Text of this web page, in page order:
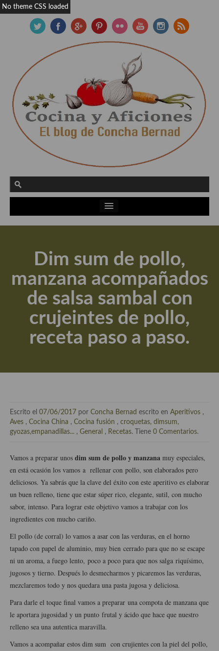
Actualidad y recomendaciones
Apuntes, estudios sobre temas interesantes e importantes
Aceite de Oliva Virgen Extra (AOVE)
Recetas maridadas con los mejores AOVES
Flores en la cocina recetas
Técnicas de emplatado
Especias, hierbas, condimentos, espesantes y aditivos
Origen y evolución de la comida
Ocio – restaurantes, bares, tabernas
En El Candelero
Prensa
Acompañamientos
Airfryer recetas
Dim sum de pollo,
manzana acompañados
de salsa sambal con
crujeintes de pollo,
receta paso a paso.
Escrito el 07/06/2017 por Concha Bernad escrito en Aperitivos ,
Aves , Cocina China , Cocina fusión , croquetas, dimsum,
gyozas,empanadillas... , General , Recetas. Tiene 0 Comentarios.
Vamos a preparar unos dim sum de pollo y manzana muy especiales,
en está ocasión los vamos a rellenar con pollo, son elaborados pero
deliciosos. Ya sabrás que la clave del éxito con este aperitivo es elaborar
un buen relleno, tiene que estar súper rico, elegante, sutil, con mucho
sabor, intenso. Para lograr este objetivo vamos a trabajar con los
ingredientes con mucho cariño.
El pollo (de corral) lo vamos a asar con las verduras, en el horno
tapado con papel de aluminio, muy bien cerrado para que no se escape
ni un aroma, a fuego lento, poco a poco para que nos salga riquísimo,
jugosos y tierno. Después lo desmecharmos y picaremos las verduras,
mezclaremos todo y nos quedara una pasta jugosa y deliciosa.
Para darle el toque final vamos a preparar una compota de manzana que
le aportara jugosidad y un punto frutal y ácido que hace que nuestro
relleno sea una autentica maravilla.
Vamos a acompañar estos dim sum con crujientes con la piel del pollo,
No theme CSS loaded